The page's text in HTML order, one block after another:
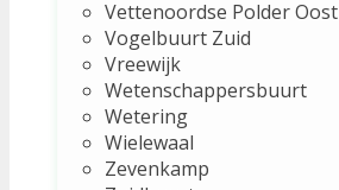
Vettenoordse Polder Oost
Vogelbuurt Zuid
Vreewijk
Wetenschappersbuurt
Wetering
Wielewaal
Zevenkamp